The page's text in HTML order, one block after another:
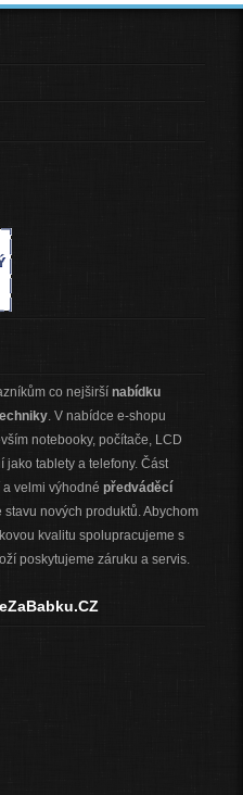
co nejširší nabídku
. V nabídce e-shopu
notebooky, počítače, LCD
jako tablety a telefony. Část
velmi výhodné předváděcí
stavu nových produktů. Abychom
kvalitu spolupracujeme s
poskytujeme záruku a servis.